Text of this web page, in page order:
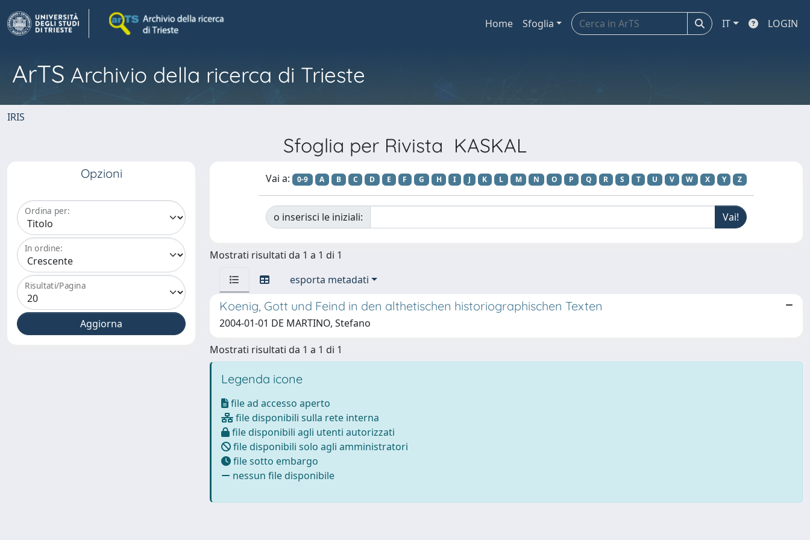
Home Sfoglia IT LOGIN
ArTS Archivio della ricerca di Trieste
IRIS
Sfoglia per Rivista KASKAL
Opzioni
Ordina per:
In ordine:
Risultati/Pagina
Vai a: 0-9 A B C D E F G H I J K L M N O P Q R S T U V W X Y Z
o inserisci le iniziali:
Mostrati risultati da 1 a 1 di 1
esporta metadati
Koenig, Gott und Feind in den althetischen historiographischen Texten
2004-01-01 DE MARTINO, Stefano
Mostrati risultati da 1 a 1 di 1
Legenda icone
file ad accesso aperto
file disponibili sulla rete interna
file disponibili agli utenti autorizzati
file disponibili solo agli amministratori
file sotto embargo
nessun file disponibile